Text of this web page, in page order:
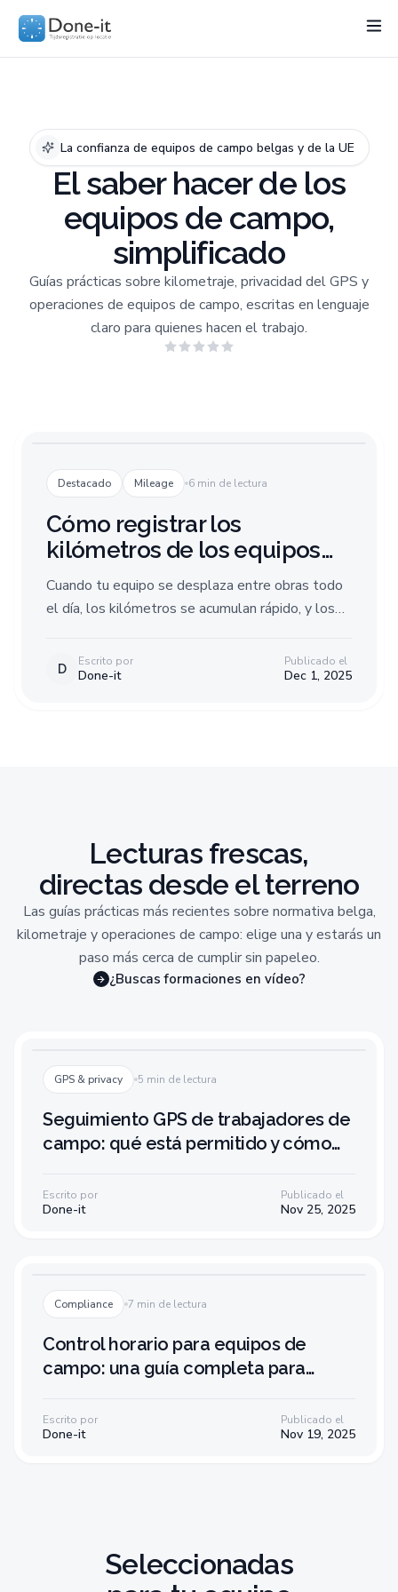
La confianza de equipos de campo belgas y de la UE
El saber hacer de los
equipos de campo,
simplificado
Guías prácticas sobre kilometraje, privacidad del GPS y
operaciones de equipos de campo, escritas en lenguaje
claro para quienes hacen el trabajo.
Destacado Mileage 6 min de lectura
Cómo registrar los
kilómetros de los equipos
de campo, sin papeleo
Cuando tu equipo se desplaza entre obras todo
el día, los kilómetros se acumulan rápido, y los
captura automática de kilómetros, qué ahorra y
en qué fijarte al elegir una solución.
D
Escrito por
Done-it
Publicado el
Dec 1, 2025
Lecturas frescas,
directas desde el terreno
Las guías prácticas más recientes sobre normativa belga,
kilometraje y operaciones de campo: elige una y estarás un
paso más cerca de cumplir sin papeleo.
¿Buscas formaciones en vídeo?
GPS & privacy 5 min de lectura
Seguimiento GPS de trabajadores de
campo: qué está permitido y cómo
Escrito por
Done-it
Publicado el
Nov 25, 2025
Compliance 7 min de lectura
Control horario para equipos de
campo: una guía completa para
Escrito por
Done-it
Publicado el
Nov 19, 2025
Seleccionadas